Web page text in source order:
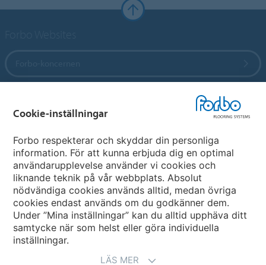
Välj land
Välj ditt land
Cookie-inställningar
Forbo respekterar och skyddar din personliga
information. För att kunna erbjuda dig en optimal
användarupplevelse använder vi cookies och
liknande teknik på vår webbplats. Absolut
nödvändiga cookies används alltid, medan övriga
cookies endast används om du godkänner dem.
Under ”Mina inställningar” kan du alltid upphäva ditt
samtycke när som helst eller göra individuella
inställningar.
LÄS MER